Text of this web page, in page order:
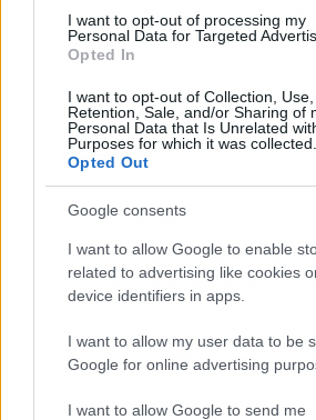
I want to opt-out of processing my
Personal Data for Targeted
Opted In
I want to opt-out of Collection, Use,
Retention, Sale, and/or Sharing of
Personal Data that Is Unrelated
Purposes for which it was collected.
Opted Out
Google consents
I want to allow Google to enable
related to advertising like cookies
device identifiers in apps.
I want to allow my user data to be
Google for online advertising
I want to allow Google to send me
daGoogle News
Condividi l'articolo
F
a
ce
b
o
o
T
w
it
te
r
Pi
n
te
re
st
W
at
s
A
p
S
a
re
Articolo
Prossimo articolo
NOTIZIE RECENTI